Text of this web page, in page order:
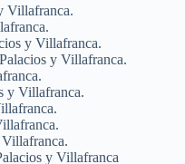
Villafranca.
y Villafranca.
y Villafranca.
y Villafranca.
y Villafranca